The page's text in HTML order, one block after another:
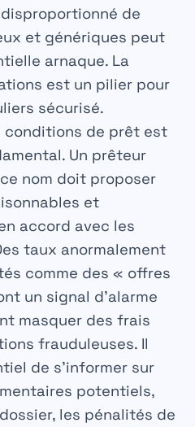
disproportionné de
et génériques peut
arnaque. La
est un pilier pour
sécurisé.
conditions de prêt est
Un prêteur
nom doit proposer
et
accord avec les
taux anormalement
comme des « offres
un signal d’alarme
masquer des frais
frauduleuses. Il
de s’informer sur
potentiels,
les pénalités de